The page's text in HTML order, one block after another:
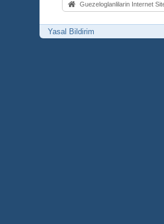
Guezeloglanlilarin Internet
Yasal Bildirim